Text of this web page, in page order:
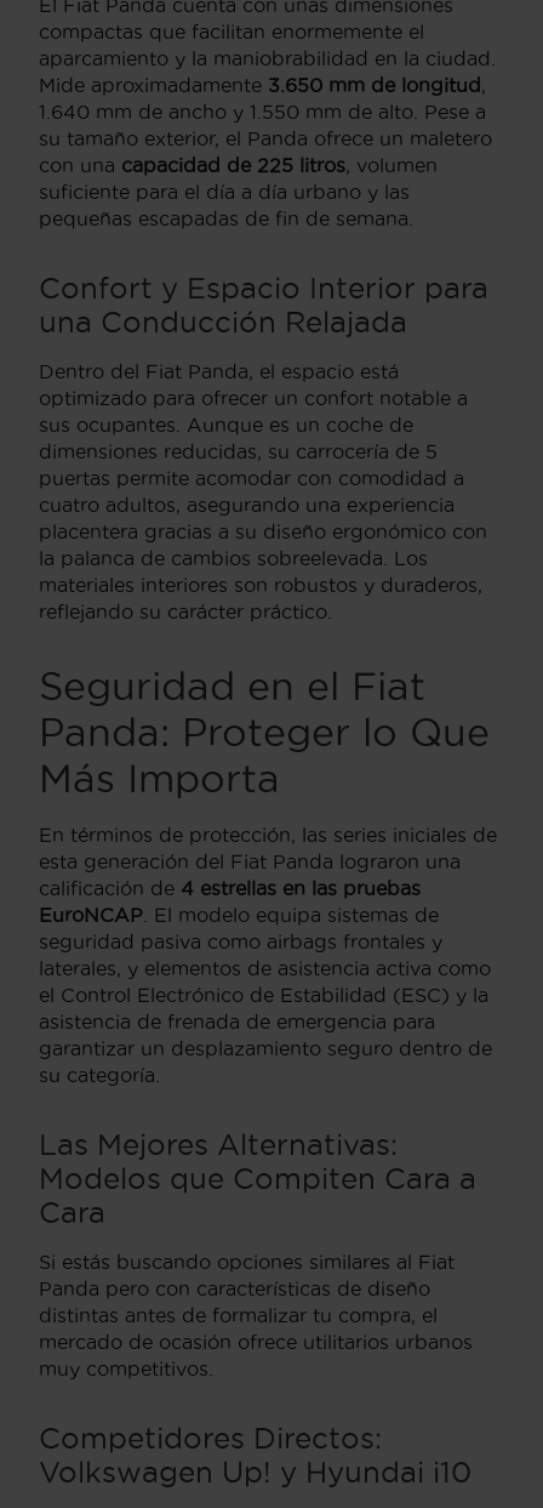
compactas que facilitan enormemente el
aparcamiento y la maniobrabilidad en la ciudad.
Mide aproximadamente 3.650 mm de longitud
1.640 mm de ancho y 1.550 mm de alto. Pese a
su tamaño exterior, el Panda ofrece un maletero
con una capacidad de 225 litros , volumen
suficiente para el día a día urbano y las
pequeñas escapadas de fin de semana.
Confort y Espacio Interior para
una Conducción Relajada
Dentro del Fiat Panda, el espacio está
optimizado para ofrecer un confort notable a
sus ocupantes. Aunque es un coche de
dimensiones reducidas, su carrocería de 5
puertas permite acomodar con comodidad a
cuatro adultos, asegurando una experiencia
placentera gracias a su diseño ergonómico con
la palanca de cambios sobreelevada. Los
materiales interiores son robustos y duraderos,
reflejando su carácter práctico.
Seguridad en el Fiat
Panda: Proteger lo Que
Más Importa
En términos de protección, las series iniciales de
esta generación del Fiat Panda lograron una
calificación de 4 estrellas en las pruebas
EuroNCAP . El modelo equipa sistemas de
seguridad pasiva como airbags frontales y
laterales, y elementos de asistencia activa como
el Control Electrónico de Estabilidad (ESC) y la
asistencia de frenada de emergencia para
garantizar un desplazamiento seguro dentro de
su categoría.
Las Mejores Alternativas:
Modelos que Compiten Cara a
Cara
Si estás buscando opciones similares al Fiat
Panda pero con características de diseño
distintas antes de formalizar tu compra, el
mercado de ocasión ofrece utilitarios urbanos
muy competitivos.
Competidores Directos:
Volkswagen Up! y Hyundai i10